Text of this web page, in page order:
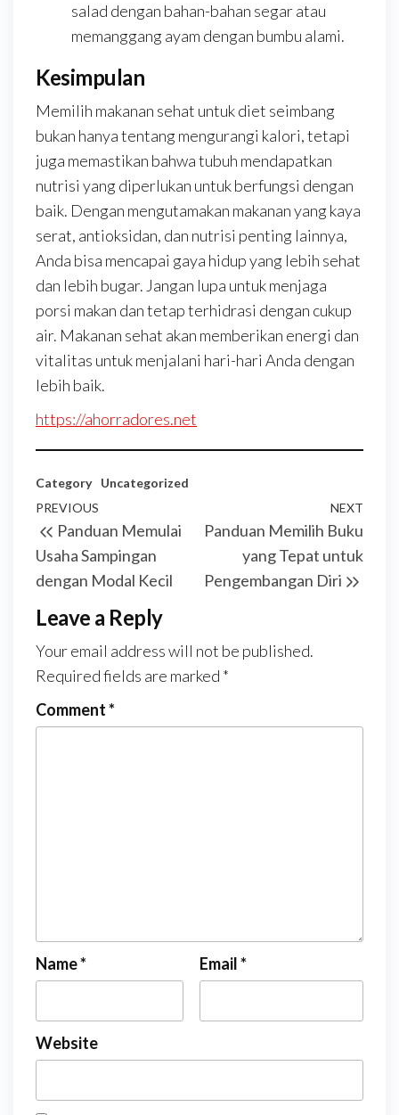
salad dengan bahan-bahan segar atau
memanggang ayam dengan bumbu alami.
Kesimpulan
Memilih makanan sehat untuk diet seimbang
bukan hanya tentang mengurangi kalori, tetapi
juga memastikan bahwa tubuh mendapatkan
nutrisi yang diperlukan untuk berfungsi dengan
baik. Dengan mengutamakan makanan yang kaya
serat, antioksidan, dan nutrisi penting lainnya,
Anda bisa mencapai gaya hidup yang lebih sehat
dan lebih bugar. Jangan lupa untuk menjaga
porsi makan dan tetap terhidrasi dengan cukup
air. Makanan sehat akan memberikan energi dan
vitalitas untuk menjalani hari-hari Anda dengan
lebih baik.
https://ahorradores.net
Category Uncategorized
Post
navigation
Previous
Post
PREVIOUS
Panduan Memulai
Usaha Sampingan
dengan Modal Kecil
NEXT
Panduan Memilih Buku
yang Tepat untuk
Pengembangan Diri
Leave a Reply
Your email address will not be published.
Required fields are marked *
Comment*
Name* Email*
Website